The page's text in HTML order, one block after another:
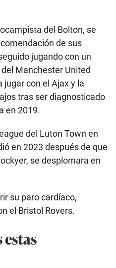
del Bolton, se
de sus
jugando con un
Manchester United
jugar con el Ajax y la
tras ser diagnosticado
en 2019.
del Luton Town en
en 2023 después de que
se desplomara en
su paro cardíaco,
el Bristol Rovers.